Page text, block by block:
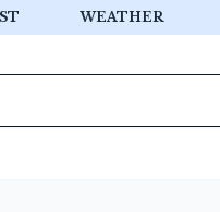
WEATHER